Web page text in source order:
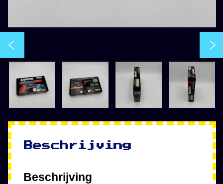
Beschrijving
Beschrijving